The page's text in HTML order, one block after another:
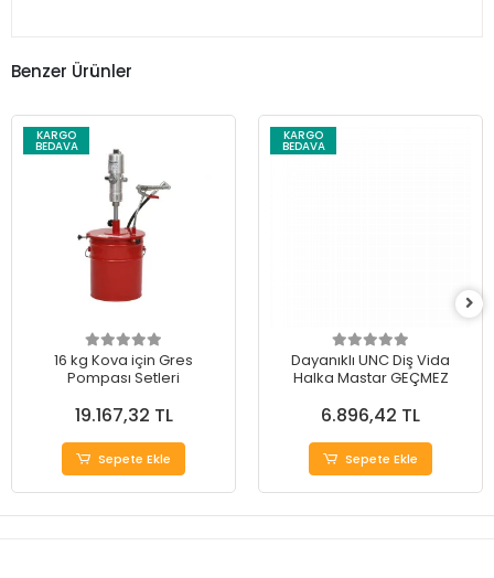
Benzer Ürünler
KARGO
BEDAVA
16 kg Kova için Gres
Pompası Setleri
19.167,32 TL
Sepete Ekle
KARGO
BEDAVA
Dayanıklı UNC Diş Vida
Halka Mastar GEÇMEZ
6.896,42 TL
Sepete Ekle